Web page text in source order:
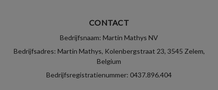
CONTACT
Bedrijfsnaam: Martin Mathys NV
Bedrijfsadres: Martin Mathys, Kolenbergstraat 23, 3545 Zelem,
Belgium
Bedrijfsregistratienummer: 0437.896.404